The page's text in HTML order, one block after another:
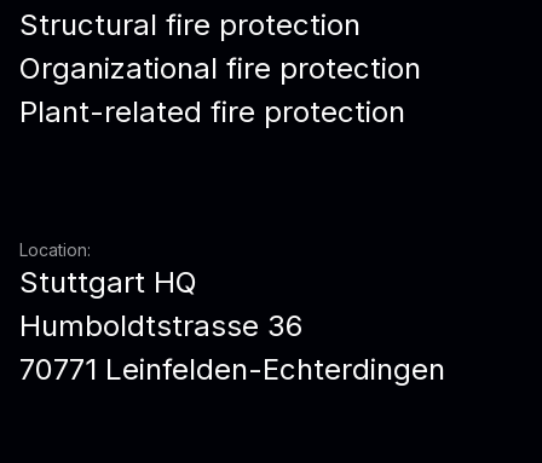
Structural fire protection
Organizational fire protection
Plant-related fire protection
Location:
Stuttgart HQ
Humboldtstrasse 36
70771 Leinfelden-Echterdingen